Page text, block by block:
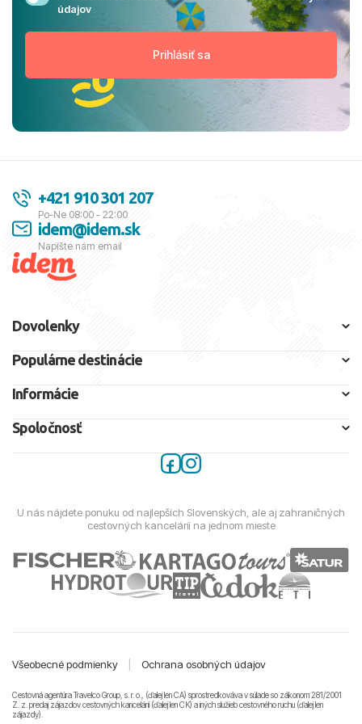
údajov
+421 910 301 207
Po-Ne 08:00 - 22:00
idem@idem.sk
Napíšte nám email
Dovolenky
Populárne destinácie
Informácie
Spoločnosť
U nás nájdete ponuku od najlepších Slovenských, ale aj zahraničných
cestovných kancelárií na jednom mieste
Všeobecné podmienky Ochrana osobných údajov
Cestovná agentúra Travelco Group, s. r. o., (ďalej len CA) sprostredkováva v súlade so zákonom 281/2001
Z. z. predaj zájazdov cestovných kancelárii (ďalej len CK) a iných služieb cestovného ruchu (ďalej len
zájazdy).